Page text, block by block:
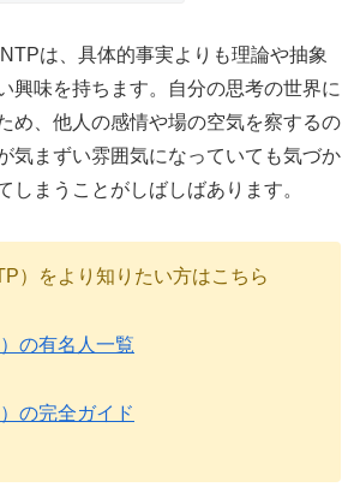
は、具体的事実よりも理論や抽象
興味を持ちます。自分の思考の世界に
め、他人の感情や場の空気を察するの
気まずい雰囲気になっていても気づか
しまうことがしばしばあります。
）をより知りたい方はこちら
の有名人一覧
の完全ガイド